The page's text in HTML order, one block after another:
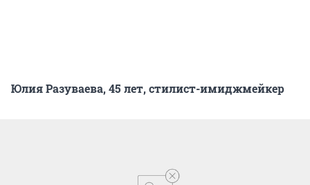
Юлия Разуваева, 45 лет, стилист-имиджмейкер